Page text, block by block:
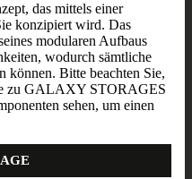
das mittels einer
konzipiert wird. Das
modularen Aufbaus
wodurch sämtliche
können. Bitte beachten Sie,
zu GALAXY STORAGES
sehen, um einen